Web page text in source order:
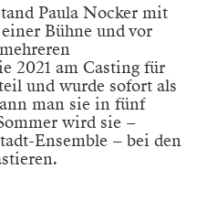
Paula Nocker mit
Bühne und vor
2021 am Casting für
und wurde sofort als
man sie in fünf
wird sie –
Ensemble – bei den